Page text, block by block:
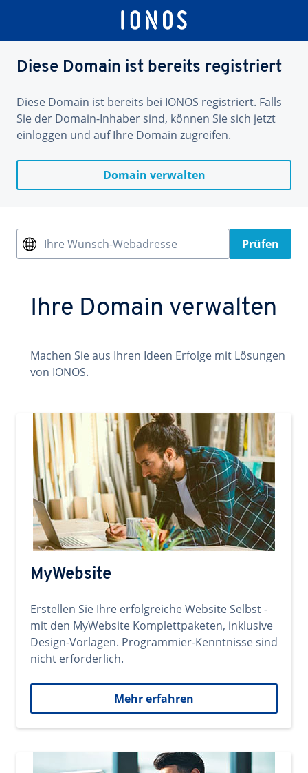
Diese Domain ist bereits registriert
Diese Domain ist bereits bei IONOS registriert. Falls
Sie der Domain-Inhaber sind, können Sie sich jetzt
einloggen und auf Ihre Domain zugreifen.
Domain verwalten
Ihre Wunsch-Webadresse Prüfen
Ihre Domain verwalten
Machen Sie aus Ihren Ideen Erfolge mit Lösungen
von IONOS.
MyWebsite
Erstellen Sie Ihre erfolgreiche Website Selbst -
mit den MyWebsite Komplettpaketen, inklusive
Design-Vorlagen. Programmier-Kenntnisse sind
nicht erforderlich.
Mehr erfahren